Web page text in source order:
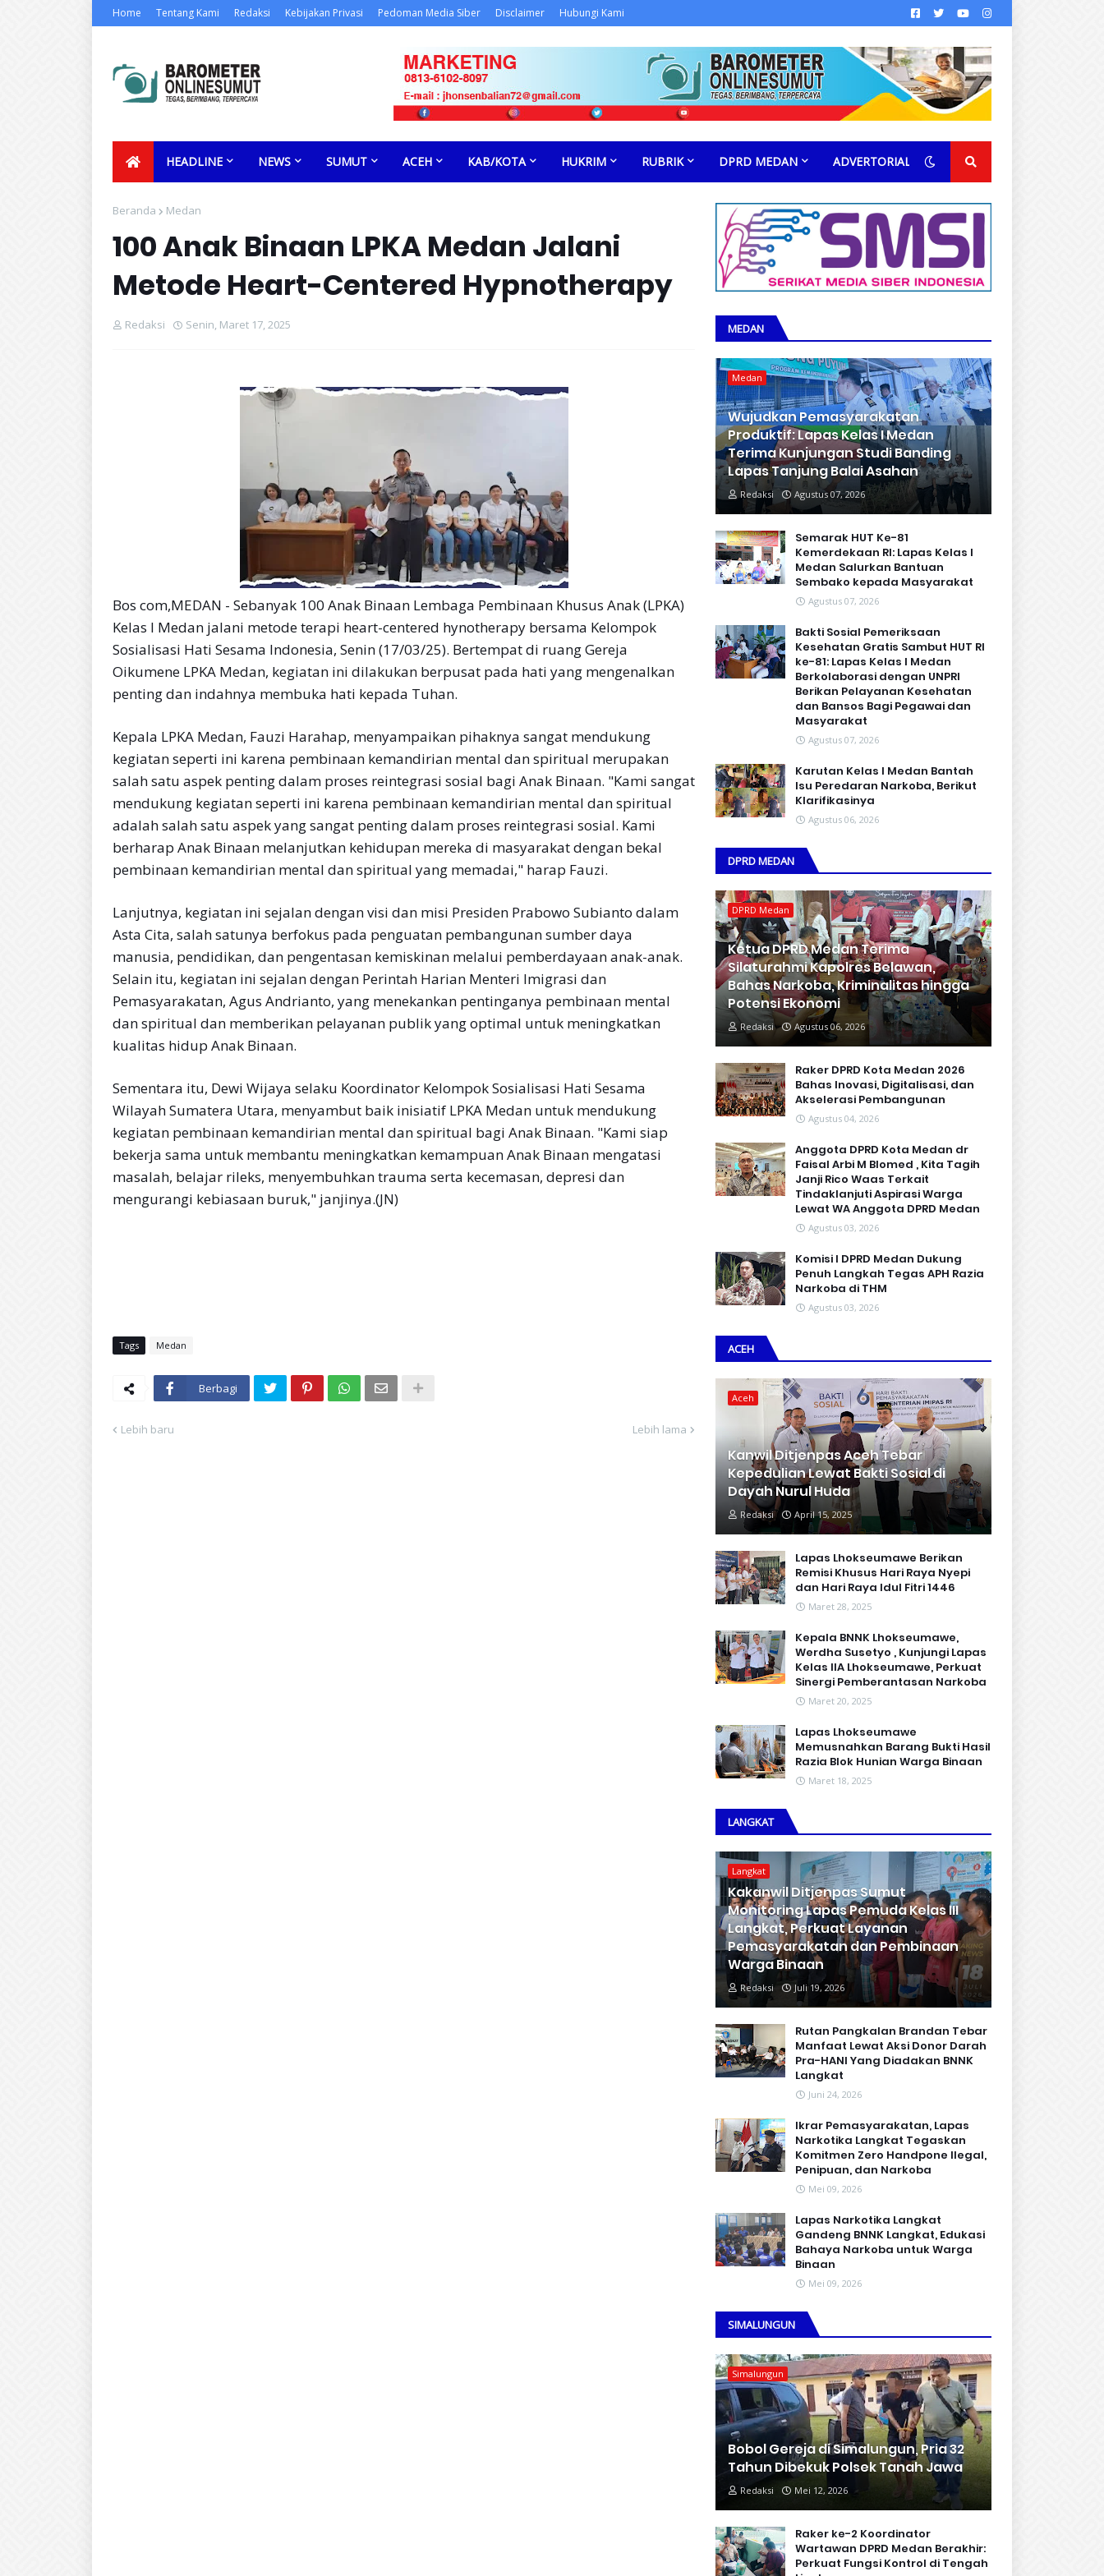
Home Tentang Kami Redaksi Kebijakan Privasi Pedoman Media Siber Disclaimer Hubungi Kami
HEADLINE NEWS SUMUT ACEH KAB/KOTA HUKRIM RUBRIK DPRD MEDAN ADVERTORIAL
Beranda Medan
100 Anak Binaan LPKA Medan Jalani
Metode Heart-Centered Hypnotherapy
Redaksi Senin, Maret 17, 2025
Bos com,MEDAN - Sebanyak 100 Anak Binaan Lembaga Pembinaan Khusus Anak (LPKA)
Kelas I Medan jalani metode terapi heart-centered hynotherapy bersama Kelompok
Sosialisasi Hati Sesama Indonesia, Senin (17/03/25). Bertempat di ruang Gereja
Oikumene LPKA Medan, kegiatan ini dilakukan berpusat pada hati yang mengenalkan
penting dan indahnya membuka hati kepada Tuhan.
Kepala LPKA Medan, Fauzi Harahap, menyampaikan pihaknya sangat mendukung
kegiatan seperti ini karena pembinaan kemandirian mental dan spiritual merupakan
salah satu aspek penting dalam proses reintegrasi sosial bagi Anak Binaan. "Kami sangat
mendukung kegiatan seperti ini karena pembinaan kemandirian mental dan spiritual
adalah salah satu aspek yang sangat penting dalam proses reintegrasi sosial. Kami
berharap Anak Binaan melanjutkan kehidupan mereka di masyarakat dengan bekal
pembinaan kemandirian mental dan spiritual yang memadai," harap Fauzi.
Lanjutnya, kegiatan ini sejalan dengan visi dan misi Presiden Prabowo Subianto dalam
Asta Cita, salah satunya berfokus pada penguatan pembangunan sumber daya
manusia, pendidikan, dan pengentasan kemiskinan melalui pemberdayaan anak-anak.
Selain itu, kegiatan ini sejalan dengan Perintah Harian Menteri Imigrasi dan
Pemasyarakatan, Agus Andrianto, yang menekankan pentinganya pembinaan mental
dan spiritual dan memberikan pelayanan publik yang optimal untuk meningkatkan
kualitas hidup Anak Binaan.
Sementara itu, Dewi Wijaya selaku Koordinator Kelompok Sosialisasi Hati Sesama
Wilayah Sumatera Utara, menyambut baik inisiatif LPKA Medan untuk mendukung
kegiatan pembinaan kemandirian mental dan spiritual bagi Anak Binaan. "Kami siap
bekerja sama untuk membantu meningkatkan kemampuan Anak Binaan mengatasi
masalah, belajar rileks, menyembuhkan trauma serta kecemasan, depresi dan
mengurangi kebiasaan buruk," janjinya.(JN)
Tags Medan
Berbagi
Lebih baru Lebih lama
MEDAN
Medan
Wujudkan Pemasyarakatan
Produktif: Lapas Kelas I Medan
Terima Kunjungan Studi Banding
Lapas Tanjung Balai Asahan
Redaksi Agustus 07, 2026
Semarak HUT Ke-81
Kemerdekaan RI: Lapas Kelas I
Medan Salurkan Bantuan
Sembako kepada Masyarakat
Agustus 07, 2026
Bakti Sosial Pemeriksaan
Kesehatan Gratis Sambut HUT RI
ke-81: Lapas Kelas I Medan
Berkolaborasi dengan UNPRI
Berikan Pelayanan Kesehatan
dan Bansos Bagi Pegawai dan
Masyarakat
Agustus 07, 2026
Karutan Kelas I Medan Bantah
Isu Peredaran Narkoba, Berikut
Klarifikasinya
Agustus 06, 2026
DPRD MEDAN
DPRD Medan
Ketua DPRD Medan Terima
Silaturahmi Kapolres Belawan,
Bahas Narkoba, Kriminalitas hingga
Potensi Ekonomi
Redaksi Agustus 06, 2026
Raker DPRD Kota Medan 2026
Bahas Inovasi, Digitalisasi, dan
Akselerasi Pembangunan
Agustus 04, 2026
Anggota DPRD Kota Medan dr
Faisal Arbi M Blomed , Kita Tagih
Janji Rico Waas Terkait
Tindaklanjuti Aspirasi Warga
Lewat WA Anggota DPRD Medan
Agustus 03, 2026
Komisi I DPRD Medan Dukung
Penuh Langkah Tegas APH Razia
Narkoba di THM
Agustus 03, 2026
ACEH
Aceh
Kanwil Ditjenpas Aceh Tebar
Kepedulian Lewat Bakti Sosial di
Dayah Nurul Huda
Redaksi April 15, 2025
Lapas Lhokseumawe Berikan
Remisi Khusus Hari Raya Nyepi
dan Hari Raya Idul Fitri 1446
Maret 28, 2025
Kepala BNNK Lhokseumawe,
Werdha Susetyo , Kunjungi Lapas
Kelas IIA Lhokseumawe, Perkuat
Sinergi Pemberantasan Narkoba
Maret 20, 2025
Lapas Lhokseumawe
Memusnahkan Barang Bukti Hasil
Razia Blok Hunian Warga Binaan
Maret 18, 2025
LANGKAT
Langkat
Kakanwil Ditjenpas Sumut
Monitoring Lapas Pemuda Kelas III
Langkat, Perkuat Layanan
Pemasyarakatan dan Pembinaan
Warga Binaan
Redaksi Juli 19, 2026
Rutan Pangkalan Brandan Tebar
Manfaat Lewat Aksi Donor Darah
Pra-HANI Yang Diadakan BNNK
Langkat
Juni 24, 2026
Ikrar Pemasyarakatan, Lapas
Narkotika Langkat Tegaskan
Komitmen Zero Handpone llegal,
Penipuan, dan Narkoba
Mei 09, 2026
Lapas Narkotika Langkat
Gandeng BNNK Langkat, Edukasi
Bahaya Narkoba untuk Warga
Binaan
Mei 09, 2026
SIMALUNGUN
Simalungun
Bobol Gereja di Simalungun, Pria 32
Tahun Dibekuk Polsek Tanah Jawa
Redaksi Mei 12, 2026
Raker ke-2 Koordinator
Wartawan DPRD Medan Berakhir:
Perkuat Fungsi Kontrol di Tengah